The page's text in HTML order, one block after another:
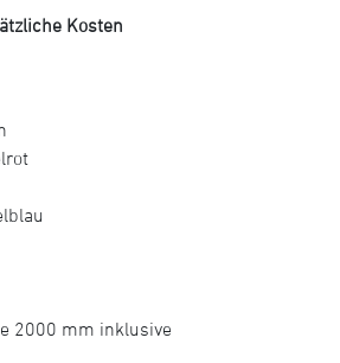
Kosten
2000 mm inklusive